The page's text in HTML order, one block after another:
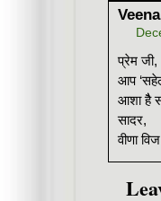
Veena
प्रेम जी,
आप
आशा हैै
सादर,
वीणा